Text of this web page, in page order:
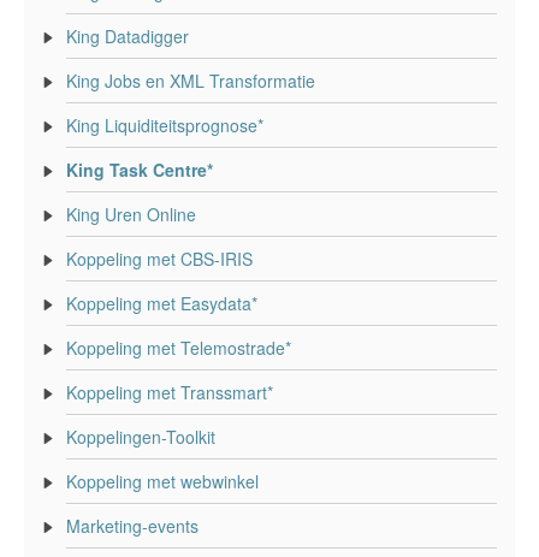
King Datadigger
King Jobs en XML Transformatie
King Liquiditeitsprognose*
King Task Centre*
King Uren Online
Koppeling met CBS-IRIS
Koppeling met Easydata*
Koppeling met Telemostrade*
Koppeling met Transsmart*
Koppelingen-Toolkit
Koppeling met webwinkel
Marketing-events